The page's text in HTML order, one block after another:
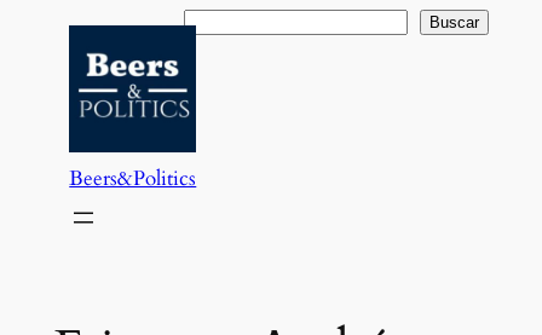
contenido
Buscar Buscar
Beers&Politics